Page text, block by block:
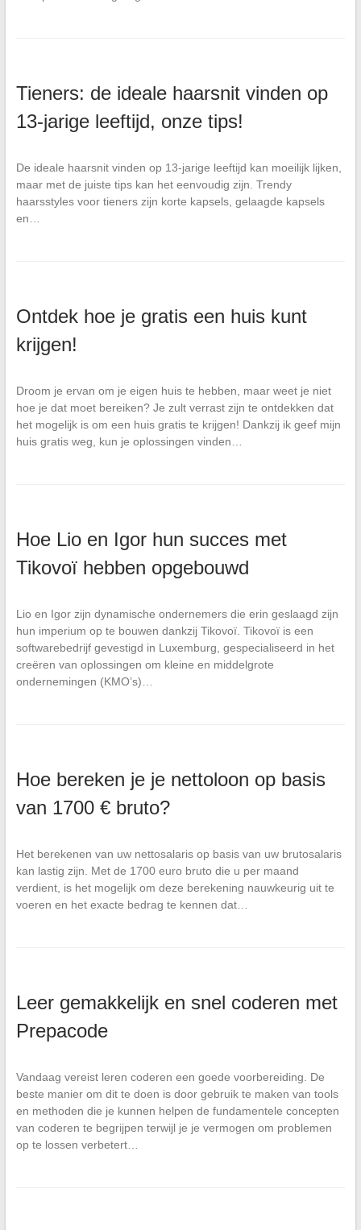
Tieners: de ideale haarsnit vinden op
13-jarige leeftijd, onze tips!
De ideale haarsnit vinden op 13-jarige leeftijd kan moeilijk lijken,
maar met de juiste tips kan het eenvoudig zijn. Trendy
haarsstyles voor tieners zijn korte kapsels, gelaagde kapsels
en…
Ontdek hoe je gratis een huis kunt
krijgen!
Droom je ervan om je eigen huis te hebben, maar weet je niet
hoe je dat moet bereiken? Je zult verrast zijn te ontdekken dat
het mogelijk is om een huis gratis te krijgen! Dankzij ik geef mijn
huis gratis weg, kun je oplossingen vinden…
Hoe Lio en Igor hun succes met
Tikovoï hebben opgebouwd
Lio en Igor zijn dynamische ondernemers die erin geslaagd zijn
hun imperium op te bouwen dankzij Tikovoï. Tikovoï is een
softwarebedrijf gevestigd in Luxemburg, gespecialiseerd in het
creëren van oplossingen om kleine en middelgrote
ondernemingen (KMO’s)…
Hoe bereken je je nettoloon op basis
van 1700 € bruto?
Het berekenen van uw nettosalaris op basis van uw brutosalaris
kan lastig zijn. Met de 1700 euro bruto die u per maand
verdient, is het mogelijk om deze berekening nauwkeurig uit te
voeren en het exacte bedrag te kennen dat…
Leer gemakkelijk en snel coderen met
Prepacode
Vandaag vereist leren coderen een goede voorbereiding. De
beste manier om dit te doen is door gebruik te maken van tools
en methoden die je kunnen helpen de fundamentele concepten
van coderen te begrijpen terwijl je je vermogen om problemen
op te lossen verbetert…